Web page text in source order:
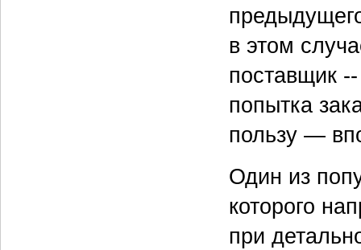
в этом
поставщик
попытка
пользу —
Один из
которого
при